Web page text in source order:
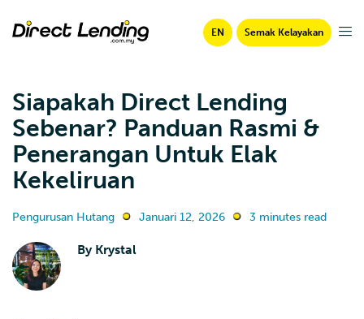
EN Semak Kelayakan
Siapakah Direct Lending
Sebenar? Panduan Rasmi &
Penerangan Untuk Elak
Kekeliruan
Pengurusan Hutang Januari 12, 2026 3 minutes read
By Krystal